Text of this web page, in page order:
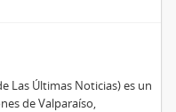
Las Últimas Noticias) es un
de Valparaíso,